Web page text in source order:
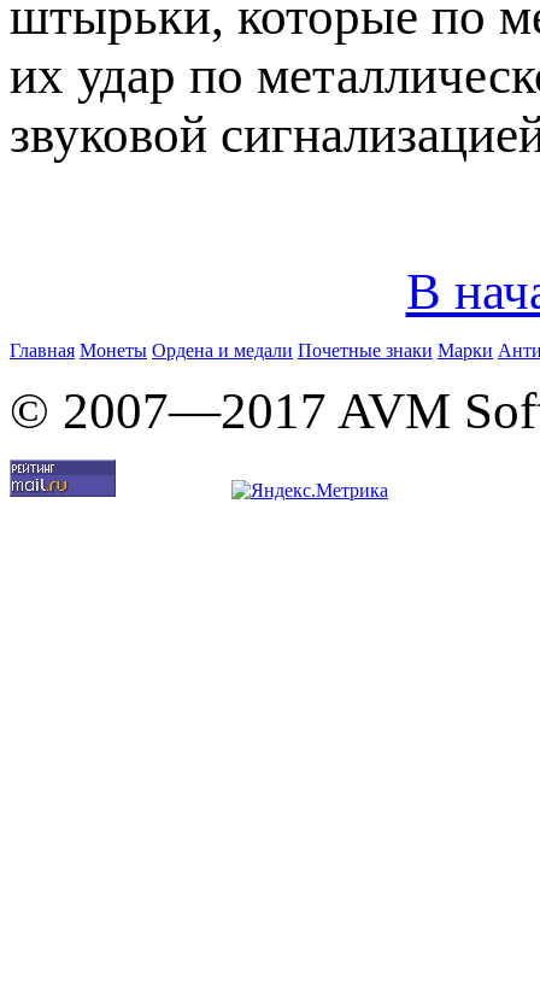
штырьки, которые по
их удар по
звуковой
В
Главная Монеты Ордена и медали Почетные знаки Марки
© 2007—2017 AVM